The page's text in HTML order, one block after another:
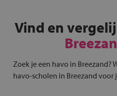
Vind en
Zoek je een havo in Breezand?
havo-scholen in Breezand voor